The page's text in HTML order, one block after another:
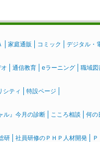
家庭通販 コミック デジタル・
通信教育 eラーニング 職域図
シティ 特設ページ
ル』今月の診断 こころ相談 何の
研 社員研修のＰＨＰ人材開発